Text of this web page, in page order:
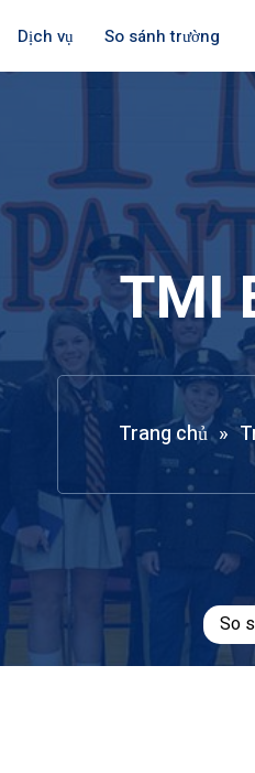
Dịch vụ So sánh trường
TMI
Trang chủ »
So